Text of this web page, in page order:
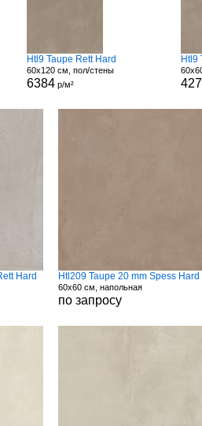
Htl9 Taupe Rett Hard
60x120 см, пол/стены
6384р/м²
Htl9
Hard Htl209 Taupe 20 mm Spess Hard
60x60 см, напольная
по запросу